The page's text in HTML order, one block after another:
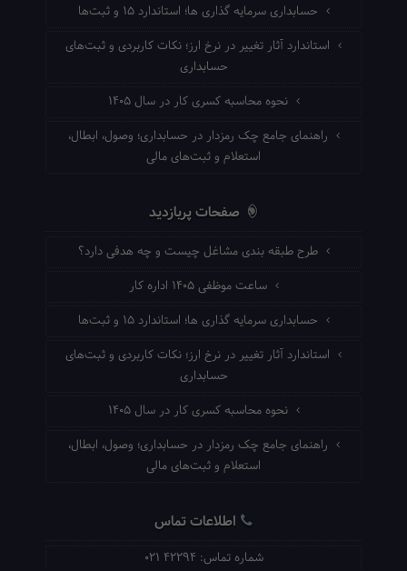
حسابداری سرمایه گذاری ها؛ استاندارد ۱۵ و ثبت‌ها
استاندارد آثار تغییر در نرخ ارز؛ نکات کاربردی و ثبت‌های
حسابداری
نحوه محاسبه کسری کار در سال ۱۴۰۵
راهنمای جامع چک رمزدار در حسابداری؛ وصول، ابطال،
استعلام و ثبت‌های مالی
صفحات پربازدید
طرح طبقه بندی مشاغل چیست و چه هدفی دارد؟
ساعت موظفی ۱۴۰۵ اداره کار
حسابداری سرمایه گذاری ها؛ استاندارد ۱۵ و ثبت‌ها
استاندارد آثار تغییر در نرخ ارز؛ نکات کاربردی و ثبت‌های
حسابداری
نحوه محاسبه کسری کار در سال ۱۴۰۵
راهنمای جامع چک رمزدار در حسابداری؛ وصول، ابطال،
استعلام و ثبت‌های مالی
اطلاعات تماس
شماره تماس: 021 42294